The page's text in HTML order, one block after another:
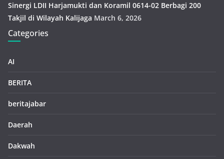
Sinergi LDII Harjamukti dan Koramil 0614-02 Berbagi 200
Takjil di Wilayah Kalijaga March 6, 2026
Categories
AI
BERITA
beritajabar
Daerah
Dakwah